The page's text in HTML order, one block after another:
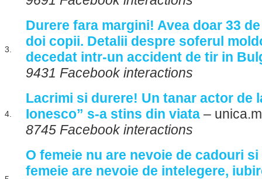
3.
Durere fara margini! Avea doar 33
doi copii. Detalii despre soferul
decedat intr-un accident de tir in
9431 Facebook interactions
4.
Lacrimi si durere! Un tanar actor de
Ionesco” s-a stins din viata –
8745 Facebook interactions
O femeie nu are nevoie de cadouri
femeie are nevoie de intelegere,